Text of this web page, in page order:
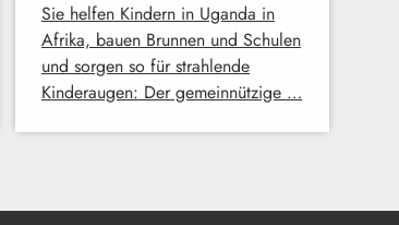
Sie helfen Kindern in Uganda in
Afrika, bauen Brunnen und Schulen
und sorgen so für strahlende
Kinderaugen: Der gemeinnützige …